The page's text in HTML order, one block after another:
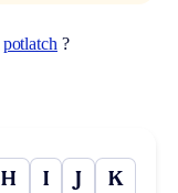
potlatch ?
H I J K